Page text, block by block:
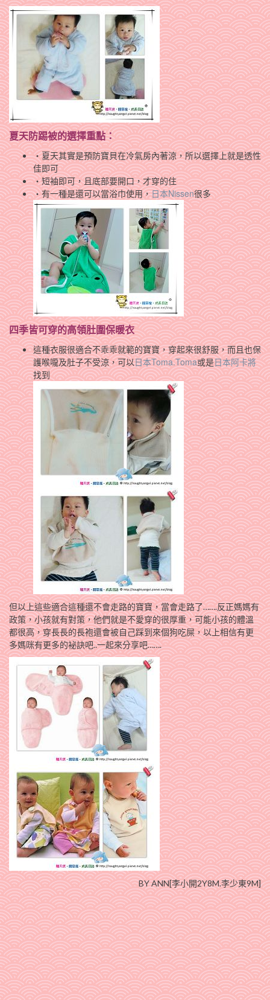
夏天防踢被的選擇重點：
‧夏天其實是預防寶貝在冷氣房內著涼，所以選擇上就是透性
佳即可
‧短袖即可，且底部要開口，才穿的住
‧有一種是還可以當浴巾使用，日本Nissen很多
四季皆可穿的高領肚圍保暖衣
這種衣服很適合不乖乖就範的寶寶，穿起來很舒服，而且也保
護喉嚨及肚子不受涼，可以日本Toma.Toma或是日本阿卡將
找到
但以上這些適合這種還不會走路的寶寶，當會走路了…….反正媽媽有
政策，小孩就有對策，他們就是不愛穿的很厚重，可能小孩的體溫
都很高，穿長長的長袍還會被自己踩到來個狗吃屎，以上相信有更
多媽咪有更多的袐訣吧..一起來分享吧…….
BY ANN[李小開2Y8M.李少東9M]